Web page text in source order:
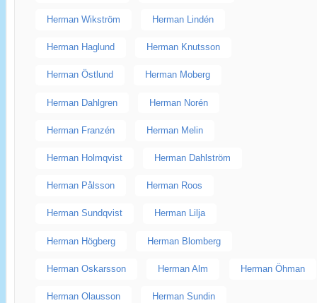
Herman Wikström Herman Lindén
Herman Haglund Herman Knutsson
Herman Östlund Herman Moberg
Herman Dahlgren Herman Norén
Herman Franzén Herman Melin
Herman Holmqvist Herman Dahlström
Herman Pålsson Herman Roos
Herman Sundqvist Herman Lilja
Herman Högberg Herman Blomberg
Herman Oskarsson Herman Alm Herman Öhman
Herman Olausson Herman Sundin